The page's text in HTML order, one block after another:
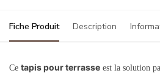
Fiche Produit Description
Ce tapis pour terrasse est la solution